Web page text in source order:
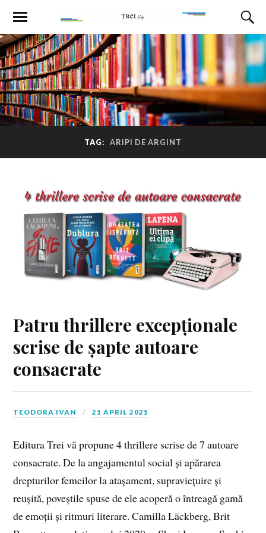
TAG: ARIPI DE ARGINT
Patru thrillere excepționale
scrise de șapte autoare
consacrate
TEODORA IVAN 21 APRIL 2021
Editura Trei vă propune 4 thrillere scrise de 7 autoare
consacrate. De la angajamentul social și apărarea
drepturilor femeilor la atașament, supraviețuire și
reușită, poveștile spuse de ele acoperă o întreagă gamă
de emoții și ritmuri literare. Camilla Läckberg, Brit